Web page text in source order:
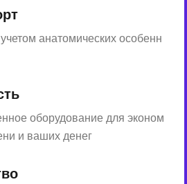
анатомических особенн
оборудование для эконом
и ваших денег